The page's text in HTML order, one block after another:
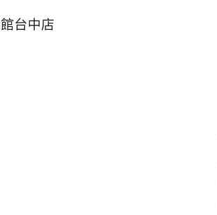
台中店